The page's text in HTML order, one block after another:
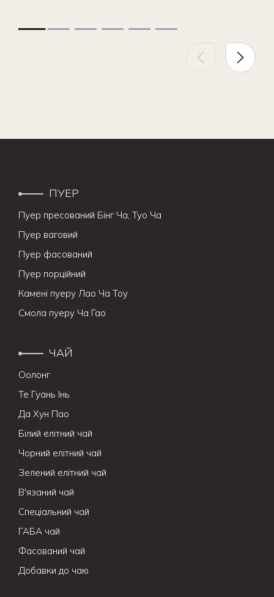
ПУЕР
Пуер пресований Бінг Ча, Туо Ча
Пуер ваговий
Пуер фасований
Пуер порційний
Камені пуеру Лао Ча Тоу
Смола пуеру Ча Гао
ЧАЙ
Оолонг
Те Гуань Інь
Да Хун Пао
Білий елітний чай
Чорний елітний чай
Зелений елітний чай
В'язаний чай
Спеціальний чай
ГАБА чай
Фасований чай
Добавки до чаю